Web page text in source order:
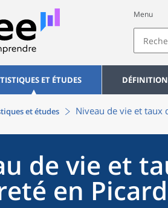
Menu
ET ÉTUDES
et études Niveau de vie et taux
de vie et
en